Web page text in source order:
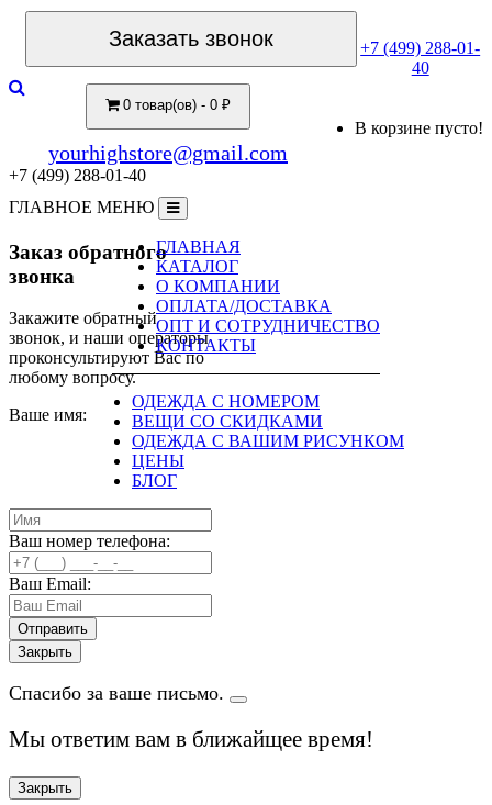
Заказать звонок
+7 (499) 288-01-
40
0 товар(ов) - 0 ₽
В корзине пусто!
yourhighstore@gmail.com
+7 (499) 288-01-40
ГЛАВНОЕ МЕНЮ
ГЛАВНАЯ
КАТАЛОГ
О КОМПАНИИ
ОПЛАТА/ДОСТАВКА
ОПТ И СОТРУДНИЧЕСТВО
КОНТАКТЫ
ОДЕЖДА С НОМЕРОМ
ВЕЩИ СО СКИДКАМИ
ОДЕЖДА С ВАШИМ РИСУНКОМ
ЦЕНЫ
БЛОГ
Заказ обратного
звонка
Закажите обратный
звонок, и наши операторы
проконсультируют Вас по
любому вопросу.
Ваше имя:
Ваш номер телефона:
Ваш Email:
Закрыть
Спасибо за ваше письмо.
Мы ответим вам в ближайщее время!
Закрыть